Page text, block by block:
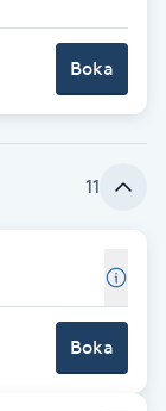
Boka
11
Boka